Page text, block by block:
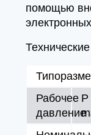
помощью
Рабочее
давление
P